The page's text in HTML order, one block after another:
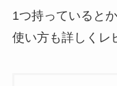
1つ持っていると
使い方も詳しくレ